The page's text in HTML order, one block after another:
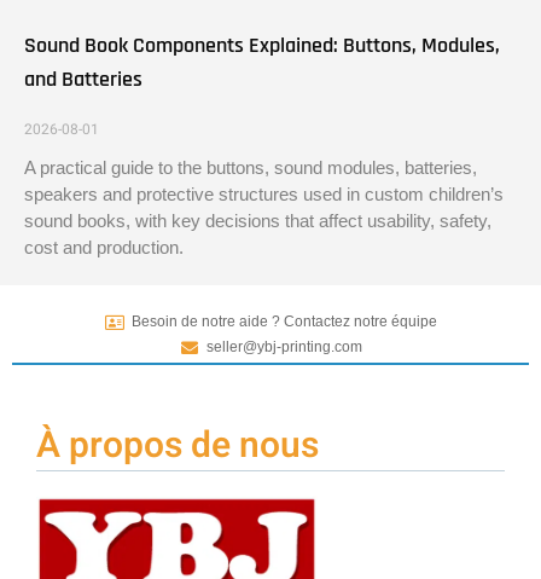
Sound Book Components Explained: Buttons, Modules,
and Batteries
2026-08-01
A practical guide to the buttons, sound modules, batteries,
speakers and protective structures used in custom children’s
sound books, with key decisions that affect usability, safety,
cost and production.
Besoin de notre aide ? Contactez notre équipe
seller@ybj-printing.com
À propos de nous